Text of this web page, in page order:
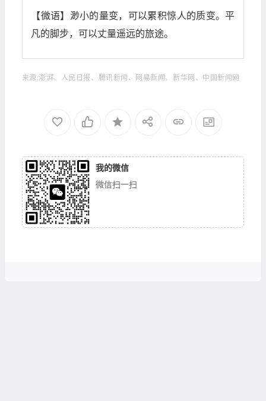
【微语】渺小的量变，可以累积惊人的质变。平
凡的脚步，可以丈量遥远的旅途。
来源:澎湃、人民日报、腾讯新闻、网易新闻、新华网、中国新闻网
我的微信
微信扫一扫